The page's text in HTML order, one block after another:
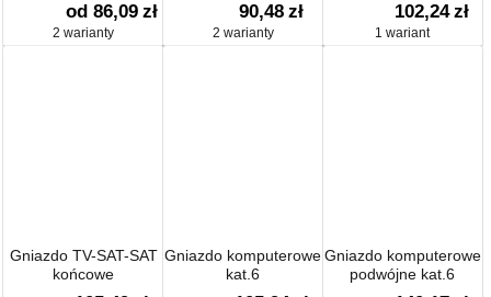
od 86,09 zł
2 warianty
90,48 zł
2 warianty
102,24 zł
1 wariant
Gniazdo TV-SAT-SAT
końcowe
Gniazdo komputerowe
kat.6
Gniazdo komputerowe
podwójne kat.6